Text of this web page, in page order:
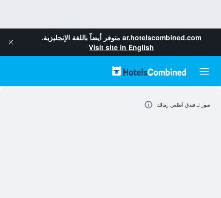
ar.hotelscombined.com متوفر أيضاً باللغة الإنجليزية.
Visit site in English
صور لـ فندق أطلس زمالك